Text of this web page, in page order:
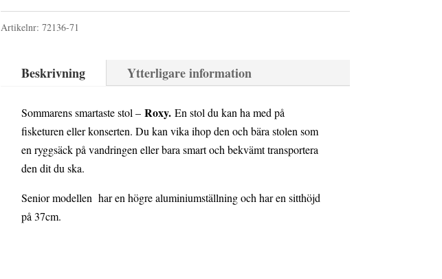
svart
senior
Artikelnr: 72136-71
Beskrivning Ytterligare information
Sommarens smartaste stol – Roxy.En stol du kan ha med på
fisketuren eller konserten. Du kan vika ihop den och bära stolen som
en ryggsäck på vandringen eller bara smart och bekvämt transportera
den dit du ska.
Senior modellen har en högre aluminiumställning och har en sitthöjd
på 37cm.